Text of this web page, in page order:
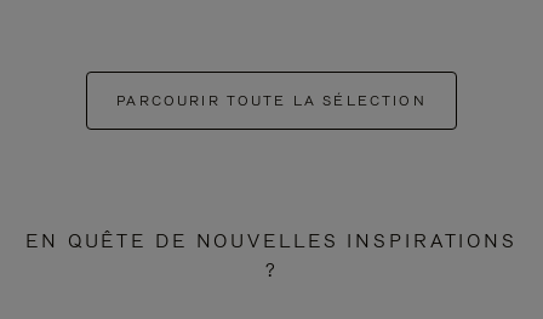
PARCOURIR TOUTE LA SÉLECTION
EN QUÊTE DE NOUVELLES INSPIRATIONS
?